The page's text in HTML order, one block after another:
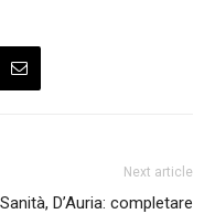
Next article
Sanità, D’Auria: completare